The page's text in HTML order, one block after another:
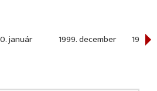
január 1999. december 1999.